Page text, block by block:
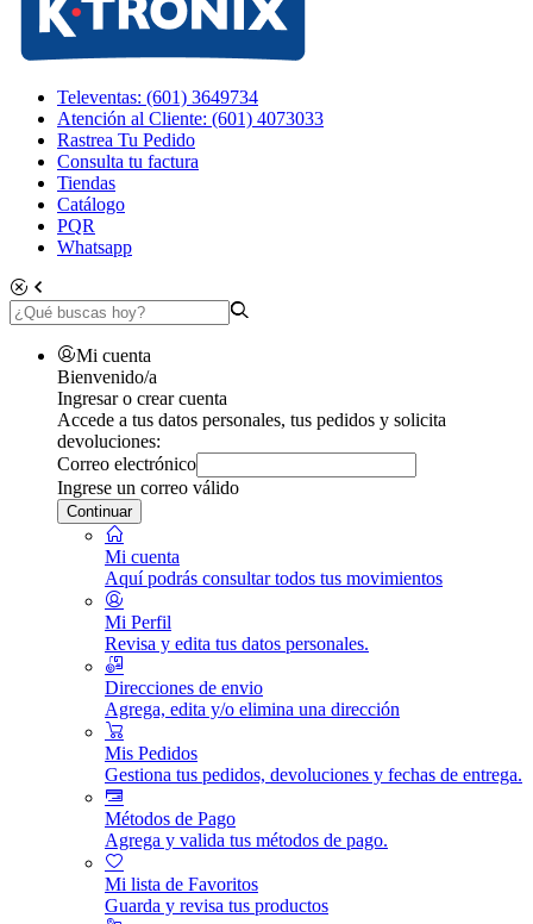
Televentas: (601) 3649734
Atención al Cliente: (601) 4073033
Rastrea Tu Pedido
Consulta tu factura
Tiendas
Catálogo
PQR
Whatsapp
Mi cuenta
Bienvenido/a
Ingresar o crear cuenta
Accede a tus datos personales, tus pedidos y solicita
devoluciones:
Correo electrónico
Ingrese un correo válido
Continuar
Mi cuenta
Aquí podrás consultar todos tus movimientos
Mi Perfil
Revisa y edita tus datos personales.
Direcciones de envio
Agrega, edita y/o elimina una dirección
Mis Pedidos
Gestiona tus pedidos, devoluciones y fechas de entrega.
Métodos de Pago
Agrega y valida tus métodos de pago.
Mi lista de Favoritos
Guarda y revisa tus productos